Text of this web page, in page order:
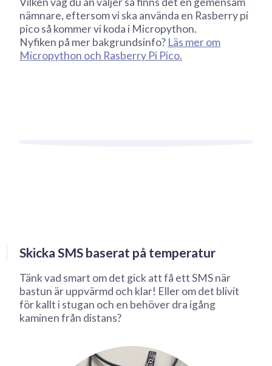
nämnare, eftersom vi ska använda en Rasberry pi
pico så kommer vi koda i Micropython.
Nyfiken på mer bakgrundsinfo? Läs mer om
Micropython och Rasberry Pi Pico.
Skicka SMS baserat på temperatur
Tänk vad smart om det gick att få ett SMS när
bastun är uppvärmd och klar! Eller om det blivit
för kallt i stugan och en behöver dra igång
kaminen från distans?